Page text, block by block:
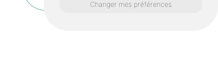
Changer mes préférences